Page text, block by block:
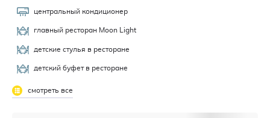
центральный кондиционер
главный ресторан Moon Light
детские стулья в ресторане
детский буфет в ресторане
смотреть все